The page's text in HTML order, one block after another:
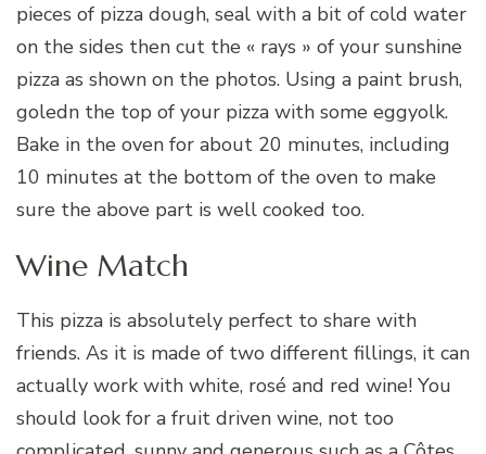
pieces of pizza dough, seal with a bit of cold water
on the sides then cut the « rays » of your sunshine
pizza as shown on the photos. Using a paint brush,
goledn the top of your pizza with some eggyolk.
Bake in the oven for about 20 minutes, including
10 minutes at the bottom of the oven to make
sure the above part is well cooked too.
Wine Match
This pizza is absolutely perfect to share with
friends. As it is made of two different fillings, it can
actually work with white, rosé and red wine! You
should look for a fruit driven wine, not too